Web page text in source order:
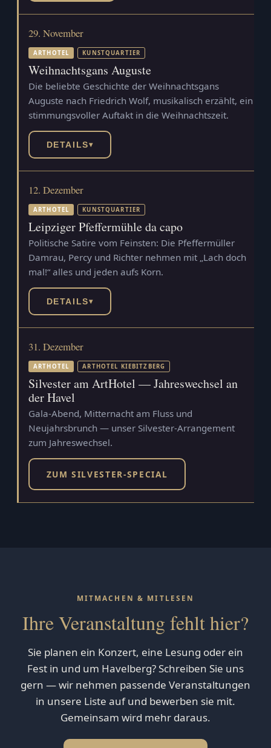
29. November
ARTHOTEL KUNSTQUARTIER
Weihnachtsgans Auguste
Die beliebte Geschichte der Weihnachtsgans
Auguste nach Friedrich Wolf, musikalisch erzählt, ein
stimmungsvoller Auftakt in die Weihnachtszeit.
DETAILS▾
12. Dezember
ARTHOTEL KUNSTQUARTIER
Leipziger Pfeffermühle da capo
Politische Satire vom Feinsten: Die Pfeffermüller
Damrau, Percy und Richter nehmen mit „Lach doch
mal!“ alles und jeden aufs Korn.
DETAILS▾
31. Dezember
ARTHOTEL ARTHOTEL KIEBITZBERG
Silvester am ArtHotel — Jahreswechsel an
der Havel
Gala-Abend, Mitternacht am Fluss und
Neujahrsbrunch — unser Silvester-Arrangement
zum Jahreswechsel.
ZUM SILVESTER-SPECIAL
MITMACHEN & MITLESEN
Ihre Veranstaltung fehlt hier?
Sie planen ein Konzert, eine Lesung oder ein
Fest in und um Havelberg? Schreiben Sie uns
gern — wir nehmen passende Veranstaltungen
in unsere Liste auf und bewerben sie mit.
Gemeinsam wird mehr daraus.